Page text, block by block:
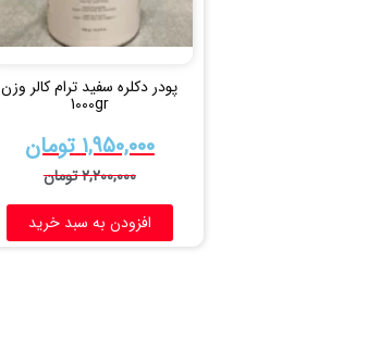
پودر دکلره سفید ترام کالر وزن
1000gr
۲,۲۰۰,۰۰۰تومان
۱,۹۵۰,۰۰۰تومان
افزودن به سبد خرید